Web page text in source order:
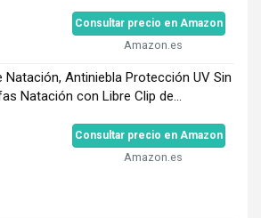
Consultar precio en Amazon
Amazon.es
Natación, Antiniebla Protección UV Sin
Natación con Libre Clip de...
Consultar precio en Amazon
Amazon.es